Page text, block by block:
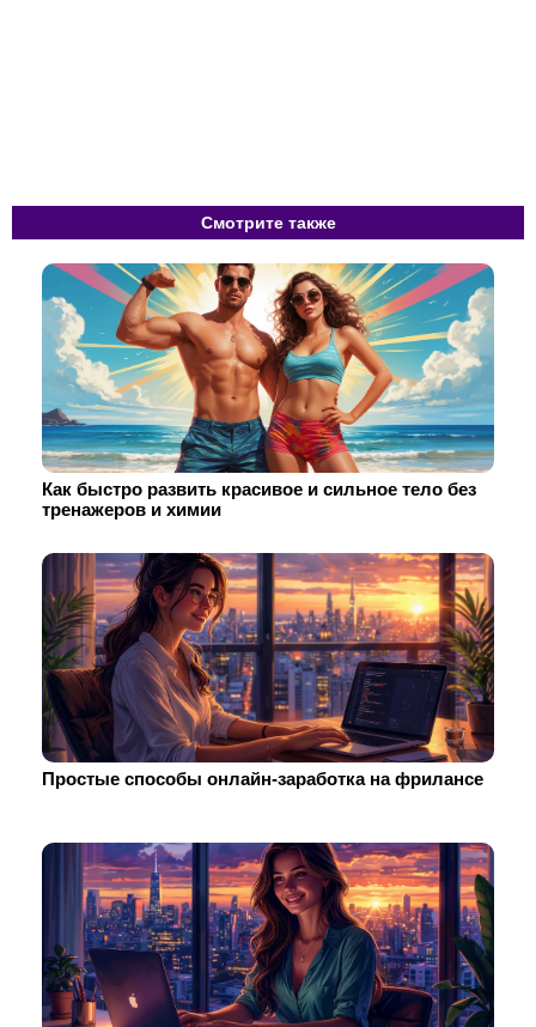
Смотрите также
Как быстро развить красивое и сильное тело без
тренажеров и химии
Простые способы онлайн-заработка на фрилансе